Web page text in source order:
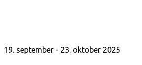
19. september - 23. oktober 2025